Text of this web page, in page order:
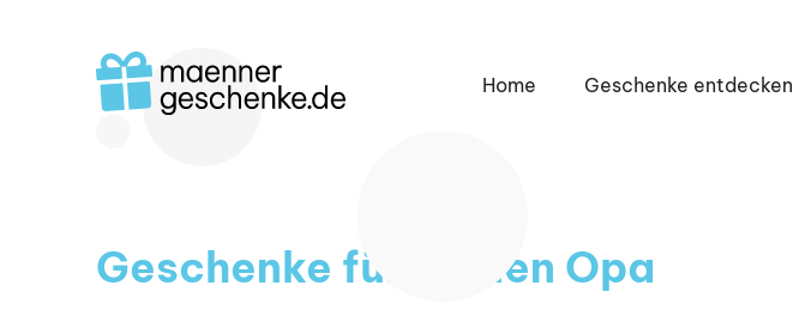
Home Geschenke entdecken
Geschenke für deinen Opa